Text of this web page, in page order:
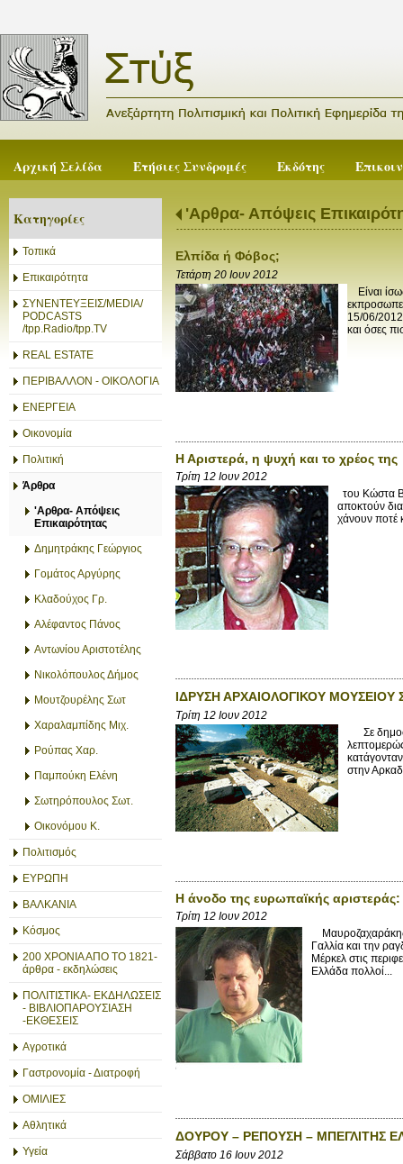
Αρχική Σελίδα Ετήσιες Συνδρομές Εκδότης
Κατηγορίες
Τοπικά
Επικαιρότητα
ΣΥΝΕΝΤΕΥΞΕΙΣ/MEDIA/
PODCASTS
/tpp.Radio/tpp.TV
REAL ESTATE
ΠΕΡΙΒΑΛΛΟΝ - ΟΙΚΟΛΟΓΙΑ
ΕΝΕΡΓΕΙΑ
Οικονομία
Πολιτική
Άρθρα
'Αρθρα- Απόψεις
Επικαιρότητας
Δημητράκης Γεώργιος
Γομάτος Αργύρης
Κλαδούχος Γρ.
Αλέφαντος Πάνος
Αντωνίου Αριστοτέλης
Νικολόπουλος Δήμος
Μουτζουρέλης Σωτ
Χαραλαμπίδης Μιχ.
Ρούπας Χαρ.
Παμπούκη Ελένη
Σωτηρόπουλος Σωτ.
Οικονόμου Κ.
Πολιτισμός
ΕΥΡΩΠΗ
ΒΑΛΚΑΝΙΑ
Κόσμος
200 ΧΡΟΝΙΑ ΑΠΟ ΤΟ 1821-
άρθρα - εκδηλώσεις
ΠΟΛΙΤΙΣΤΙΚΑ- ΕΚΔΗΛΩΣΕΙΣ
- ΒΙΒΛΙΟΠΑΡΟΥΣΙΑΣΗ
-ΕΚΘΕΣΕΙΣ
Αγροτικά
Γαστρονομία - Διατροφή
ΟΜΙΛΙΕΣ
Αθλητικά
Υγεία
'Αρθρα- Απόψεις
Ελπίδα ή Φόβος;
Τετάρτη 20 Ιουν 2012
Είναι
15/06/
και όσες
Η Αριστερά, η ψυχή και το χρέος της
Τρίτη 12 Ιουν 2012
του Κώστα
αποκτούν
χάνουν ποτέ
ΙΔΡΥΣΗ ΑΡΧΑΙΟΛΟΓΙΚΟΥ ΜΟΥΣΕΙΟΥ
Τρίτη 12 Ιουν 2012
Σε
στην
Η άνοδο της ευρωπαϊκής
Τρίτη 12 Ιουν 2012
Γαλλία και την
Μέρκελ στις
Ελλάδα πολλοί...
ΔΟΥΡΟΥ – ΡΕΠΟΥΣΗ – ΜΠΕΓΛΙΤΗΣ
Σάββατο 16 Ιουν 2012